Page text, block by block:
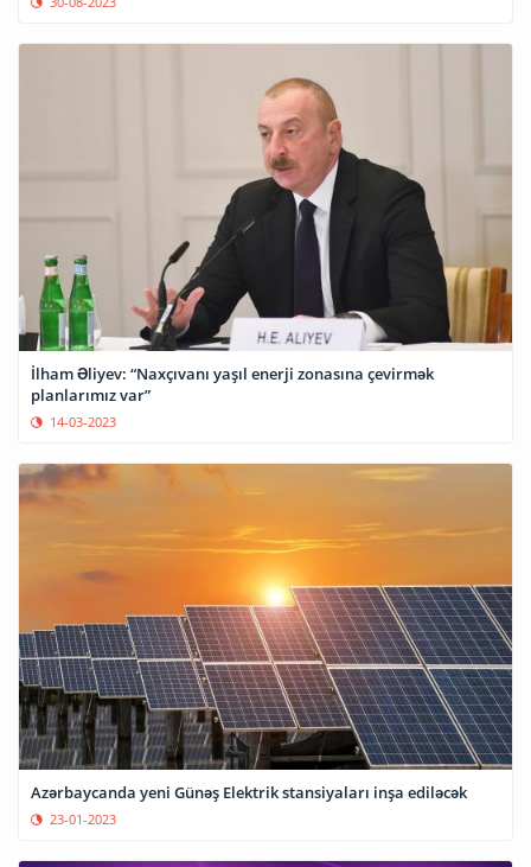
İlham Əliyev: “Naxçıvanı yaşıl enerji zonasına çevirmək
planlarımız var”
14-03-2023
Azərbaycanda yeni Günəş Elektrik stansiyaları inşa ediləcək
23-01-2023